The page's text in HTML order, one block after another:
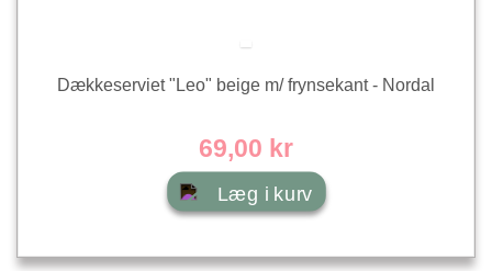
Dækkeserviet "Leo" beige m/ frynsekant - Nordal
69,00 kr
Læg i kurv